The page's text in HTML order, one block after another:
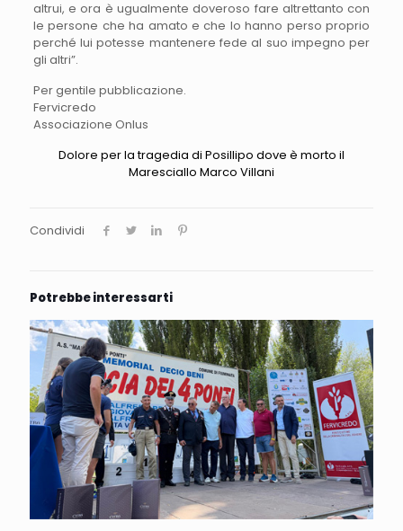
altrui, e ora è ugualmente doveroso fare altrettanto con
le persone che ha amato e che lo hanno perso proprio
perché lui potesse mantenere fede al suo impegno per
gli altri”.
Per gentile pubblicazione.
Fervicredo
Associazione Onlus
Dolore per la tragedia di Posillipo dove è morto il
Maresciallo Marco Villani
Condividi
Potrebbe interessarti